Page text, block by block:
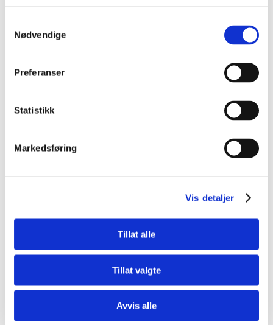
Nødvendige
Preferanser
Statistikk
Markedsføring
Vis detaljer
Tillat alle
Tillat valgte
Avvis alle
EKSAMENSHJELP I FAGENE DU TRENGER STØTTE I
Vi hjelper i alle fag, på alle nivåer
skal opp i norsk, matematikk, engelsk eller spansk.
Eksamenshjelp i matematikk
Eksamenshjelp i engelsk